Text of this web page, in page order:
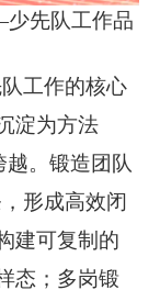
先队工作品
工作的核心
淀为方法
越。锻造团队
形成高效闭
建可复制的
态；多岗锻